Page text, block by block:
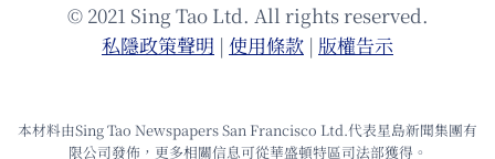
© 2021 Sing Tao Ltd. All rights reserved.
私隱政策聲明 | 使⽤條款 | 版權告⽰
本材料由Sing Tao Newspapers San Francisco Ltd.代表星島新聞集團有
限公司發佈，更多相關信息可從華盛頓特區司法部獲得。